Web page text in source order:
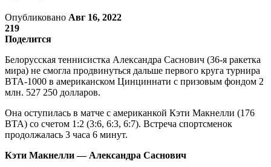
Опубликовано Авг 16, 2022
219
Поделится
Белорусская теннисистка Александра Саснович (36-я ракетка
мира) не смогла продвинуться дальше первого круга турнира
ВТА-1000 в американском Цинциннати с призовым фондом 2
млн. 527 250 долларов.
Она оступилась в матче с американкой Кэти Макнелли (176
ВТА) со счетом 1:2 (3:6, 6:3, 6:7). Встреча спортсменок
продолжалась 3 часа 6 минут.
Кэти Макнелли — Александра Саснович